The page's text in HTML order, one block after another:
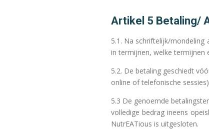
Artikel 5 Betaling/
5.1. Na schriftelijk/mondeling
in termijnen, welke termijnen
5.2. De betaling geschiedt
online of telefonische
5.3 De genoemde
volledige bedrag ineens
NutrEATious is uitgesloten.